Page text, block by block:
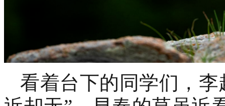
看着台下的同学们，